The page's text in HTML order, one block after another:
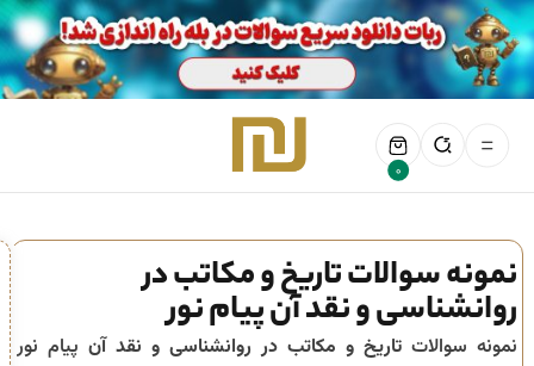
0
نمونه سوالات تاریخ و مکاتب در
روانشناسی و نقد آن پیام نور
نمونه سوالات تاریخ و مکاتب در روانشناسی و نقد آن پیام نور